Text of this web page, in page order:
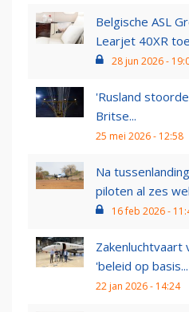
Belgische ASL
Learjet 40XR
28 jun 2026 -
'Rusland
Britse...
25 mei 2026 - 12:58
Na
piloten al zes
16 feb 2026 -
Zakenluchtvaart
'beleid op basis...
22 jan 2026 - 14:24